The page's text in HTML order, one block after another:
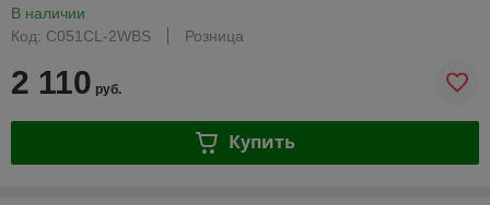
В наличии
Код: C051CL-2WBS
Розница
2 110 руб.
Купить